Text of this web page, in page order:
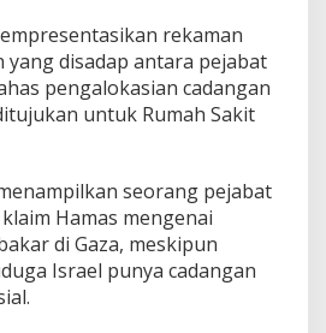
rekaman
yang disadap antara pejabat
pengalokasian cadangan
untuk Rumah Sakit
seorang pejabat
Hamas mengenai
di Gaza, meskipun
Israel punya cadangan